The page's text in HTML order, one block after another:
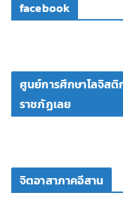
facebook
ศูนย์การศึกษาโลจิสติ
ราชภัฏเลย
จิตอาสาภาคอีสาน